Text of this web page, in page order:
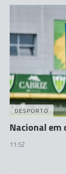
DESPORTO
Nacional
11:52